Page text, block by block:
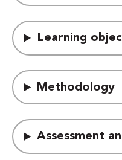
Learning
Methodology
Assessment